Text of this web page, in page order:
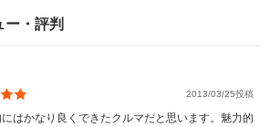
ー・評判
2013/03/25投稿
はかなり良くできたクルマだと思います。魅力的